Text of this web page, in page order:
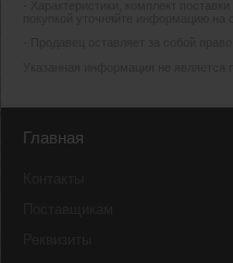
Главная